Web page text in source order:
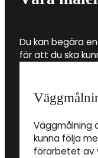
Du kan begära
för att du ska
Väggmålning
kunna följa
förarbetet av